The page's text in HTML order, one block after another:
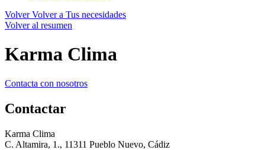
Volver Volver a Tus necesidades
Volver al resumen
Karma Clima
Contacta con nosotros
Contactar
Karma Clima
C. Altamira, 1., 11311 Pueblo Nuevo, Cádiz